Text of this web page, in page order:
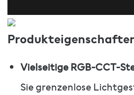
Vielseitige RGB-CCT-
Sie grenzenlose